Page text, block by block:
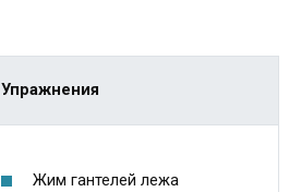
Упражнения
Жим гантелей лежа